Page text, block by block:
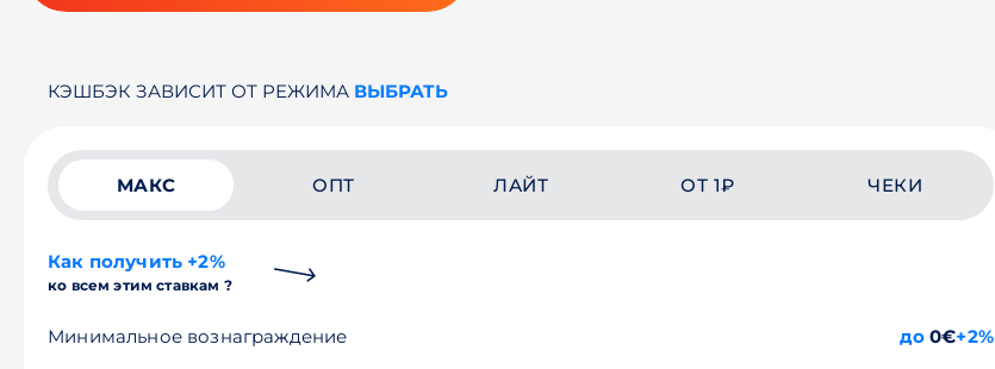
КЭШБЭК ЗАВИСИТ ОТ РЕЖИМА ВЫБРАТЬ
МАКС ОПТ ЛАЙТ ОТ 1₽ ЧЕКИ
Как получить +2%
ко всем этим ставкам ?
Минимальное вознаграждение до0€+2%